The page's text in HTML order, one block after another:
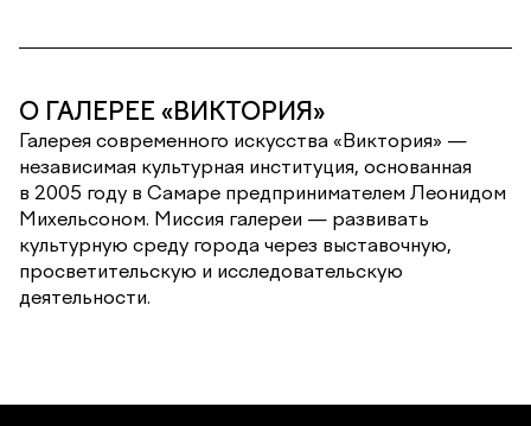
О ГАЛЕРЕЕ «ВИКТОРИЯ»
Галерея современного искусства «Виктория» —
независимая культурная институция, основанная
в 2005 году в Самаре предпринимателем Леонидом
Михельсоном. Миссия галереи — развивать
культурную среду города через выставочную,
просветительскую и исследовательскую
деятельности.